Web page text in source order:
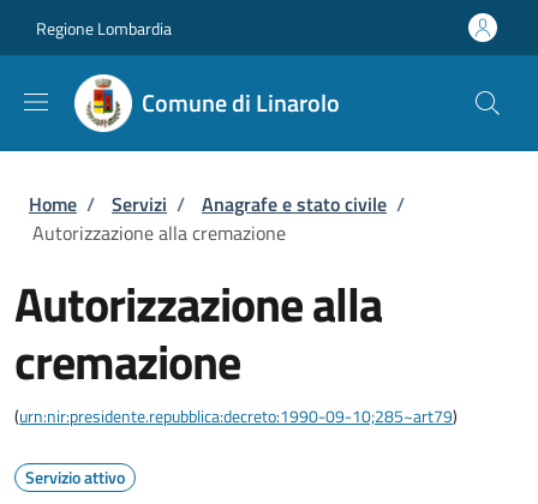
Regione Lombardia
Comune di Linarolo
Briciole di pane
Home / Servizi / Anagrafe e stato civile /
Autorizzazione alla cremazione
Autorizzazione alla
cremazione
(urn:nir:presidente.repubblica:decreto:1990-09-10;285~art79)
Servizio attivo